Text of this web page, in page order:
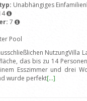
Unabhängiges
7
Pool
NutzungVilla
das bis zu 14
Esszimmer und drei
wurde perfekt[...]